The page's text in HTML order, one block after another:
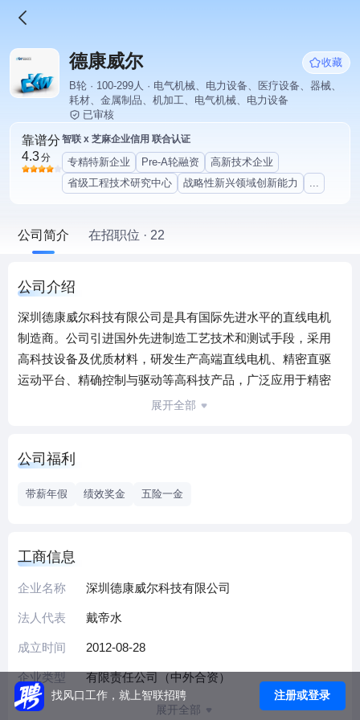
德康威尔
收藏
B轮 · 100-299人 · 电气机械、电力设备、医疗设备、器械、
耗材、金属制品、机加工、电气机械、电力设备
已审核
靠谱分
4.3分
智联 x 芝麻企业信用 联合认证
专精特新企业 Pre-A轮融资
高新技术企业
省级工程技术研究中心
战略性新兴领域创新能力 ...
公司简介 在招职位 · 22
公司介绍
深圳德康威尔科技有限公司是具有国际先进水平的直线电机
制造商。公司引进国外先进制造工艺技术和测试手段，采用
高科技设备及优质材料，研发生产高端直线电机、精密直驱
运动平台、精确控制与驱动等高科技产品，广泛应用于精密
数控机床、精密激光切割系统、电子与半导体设备（晶圆检
才。管理团队由技术型专家和具有现代管理经验的专业人才
史使命而努力奋斗。About DynamikwellShenzhen
Dynamikwell Technology Co., Ltd. develops and
manufactures the state-of-the-art motion control products like
linear servo motors, linear motor modules, direct-drive stages
manufacturing, inspection and testing, etc.
展开全部
公司福利
带薪年假 绩效奖金 五险一金
工商信息
企业名称 深圳德康威尔科技有限公司
法人代表 戴帝水
成立时间 2012-08-28
企业类型 有限责任公司（中外合资）
展开全部
找风口工作，就上智联招聘 注册或登录